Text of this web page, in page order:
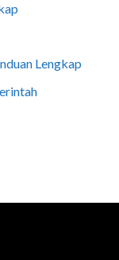
Lengkap